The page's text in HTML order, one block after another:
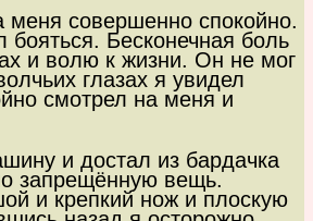
меня совершенно спокойно.
бояться. Бесконечная боль
и волю к жизни. Он не мог
глазах я увидел
смотрел на меня и
и достал из бардачка
запрещённую вещь.
и крепкий нож и плоскую